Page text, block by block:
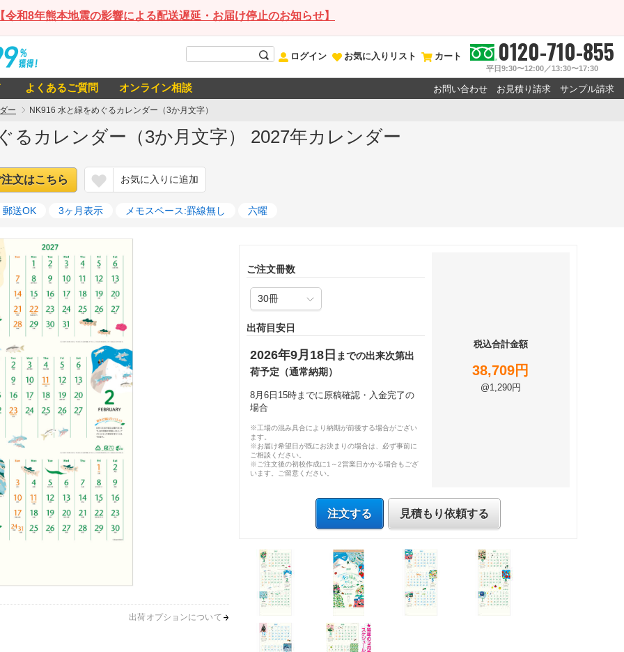
令和8年熊本地震の影響による配送遅延・お届け停止のお知らせ】
ログイン お気に入りリスト カート 0120-710-855
平日9:30〜12:00／13:30〜17:30
よくあるご質問 オンライン相談 お問い合わせ お見積り請求 サンプル請求
ー NK916 水と緑をめぐるカレンダー（3か月文字）
るカレンダー（3か月文字） 2027年カレンダー
文はこちら お気に入りに追加
郵送OK 3ヶ月表示 メモスペース:罫線無し 六曜
出荷オプションについて
ご注文冊数
出荷目安日
2026年9月18日 までの出来次第出
荷予定（通常納期）
8月6日15時までに原稿確認・入金完了の
場合
※工場の混み具合により納期が前後する場合がござい
ます。
※お届け希望日が既にお決まりの場合は、必ず事前に
ご相談ください。
※ご注文後の初校作成に1～2営業日かかる場合もござ
います。ご留意ください。
税込合計金額
38,709円
@1,290円
注文する 見積もり依頼する